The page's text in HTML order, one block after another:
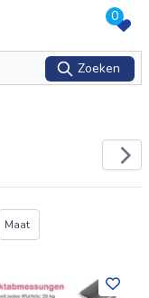
0
Zoeken
Maat